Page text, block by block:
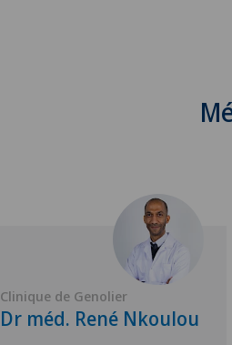
Clinique de Genolier
Dr méd. René Nkoulou